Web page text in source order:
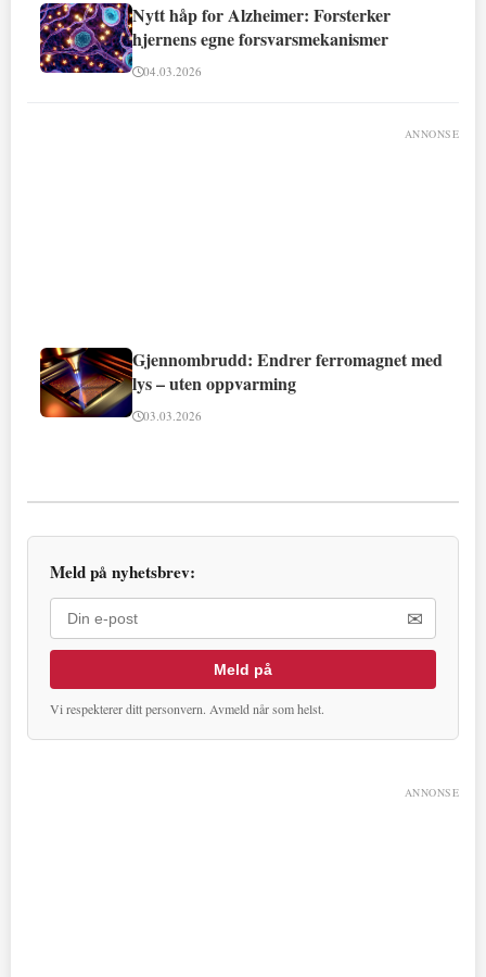
Nytt håp for Alzheimer: Forsterker
hjernens egne forsvarsmekanismer
04.03.2026
ANNONSE
Gjennombrudd: Endrer ferromagnet med
lys – uten oppvarming
03.03.2026
Meld på nyhetsbrev:
✉
Meld på
Vi respekterer ditt personvern. Avmeld når som helst.
ANNONSE